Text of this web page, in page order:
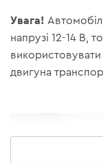
Увага!
напрузі 12-14 В,
двигуна